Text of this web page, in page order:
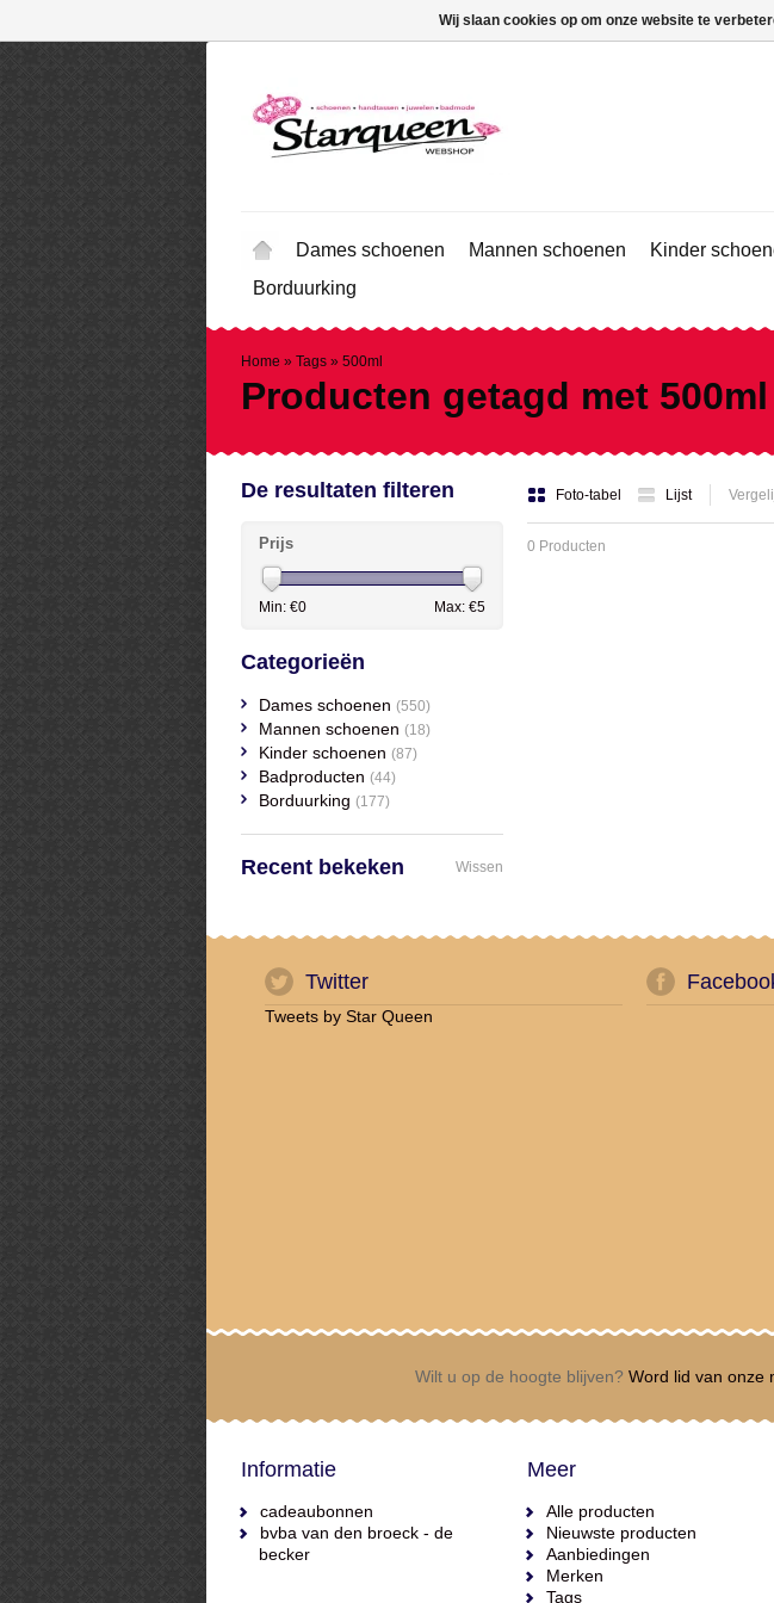
Dames schoenen Mannen schoenen Kinder
Borduurking
Home » Tags » 500ml
Producten getagd met 500ml
Foto-tabel Lijst
0 Producten
De resultaten filteren
Prijs
Min: €0 Max: €5
Categorieën
Dames schoenen (550)
Mannen schoenen (18)
Kinder schoenen (87)
Badproducten (44)
Borduurking (177)
Recent bekeken Wissen
Twitter
Tweets by Star Queen
Wilt u op de hoogte blijven? Word lid van onze
Informatie
cadeaubonnen
bvba van den broeck - de
becker
Meer
Alle producten
Nieuwste producten
Aanbiedingen
Merken
Tags
Wij slaan cookies op om onze website te